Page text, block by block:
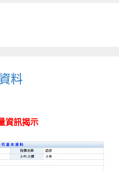
料
資訊揭示